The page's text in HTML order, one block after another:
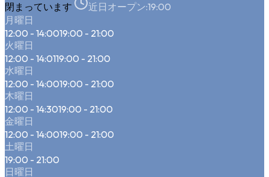
閉まっています 近日オープン:19:00
月曜日
12:00 - 14:0019:00 - 21:00
火曜日
12:00 - 14:0119:00 - 21:00
水曜日
12:00 - 14:0019:00 - 21:00
木曜日
12:00 - 14:3019:00 - 21:00
金曜日
12:00 - 14:0019:00 - 21:00
土曜日
19:00 - 21:00
日曜日